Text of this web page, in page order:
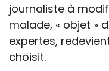
journaliste à
malade, « objet »
expertes,
choisit.